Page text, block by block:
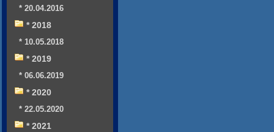
* 20.04.2016
* 2018
* 10.05.2018
* 2019
* 06.06.2019
* 2020
* 22.05.2020
* 2021